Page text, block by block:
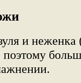
и неженка